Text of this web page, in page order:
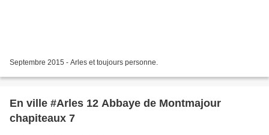
Septembre 2015 - Arles et toujours personne.
En ville #Arles 12 Abbaye de Montmajour
chapiteaux 7